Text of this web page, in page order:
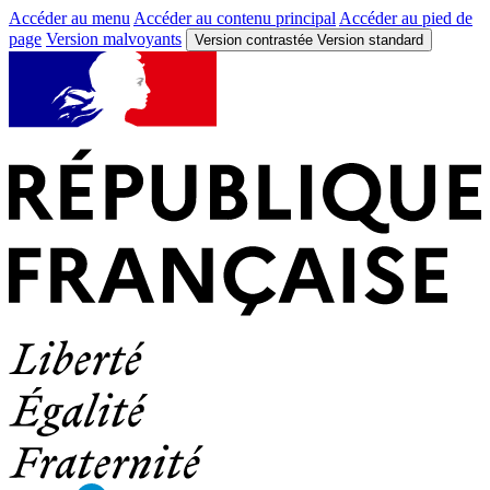
Accéder au menu Accéder au contenu principal Accéder au pied de
page Version malvoyants Version contrastée Version standard